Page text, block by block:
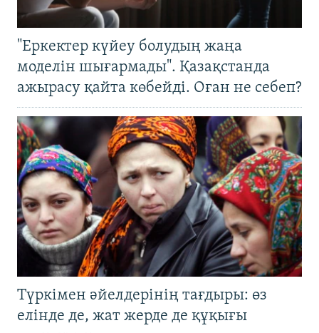
"Еркектер күйеу болудың жаңа
моделін шығармады". Қазақстанда
ажырасу қайта көбейді. Оған не себеп?
Түркімен әйелдерінің тағдыры: өз
елінде де, жат жерде де құқығы